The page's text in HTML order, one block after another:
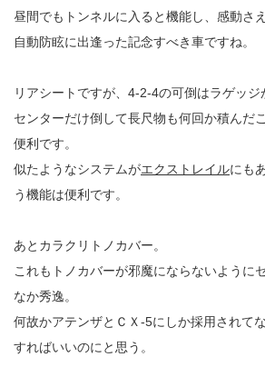
昼間でもトンネルに入ると機能し、感動さ
自動防眩に出逢った記念すべき車ですね。
リアシートですが、4-2-4の可倒はラゲッジ
センターだけ倒して長尺物も何回か積んだ
便利です。
似たようなシステムがエクストレイルにも
う機能は便利です。
あとカラクリトノカバー。
これもトノカバーが邪魔にならないように
なか秀逸。
何故かアテンザとＣＸ-5にしか採用されて
すればいいのにと思う。